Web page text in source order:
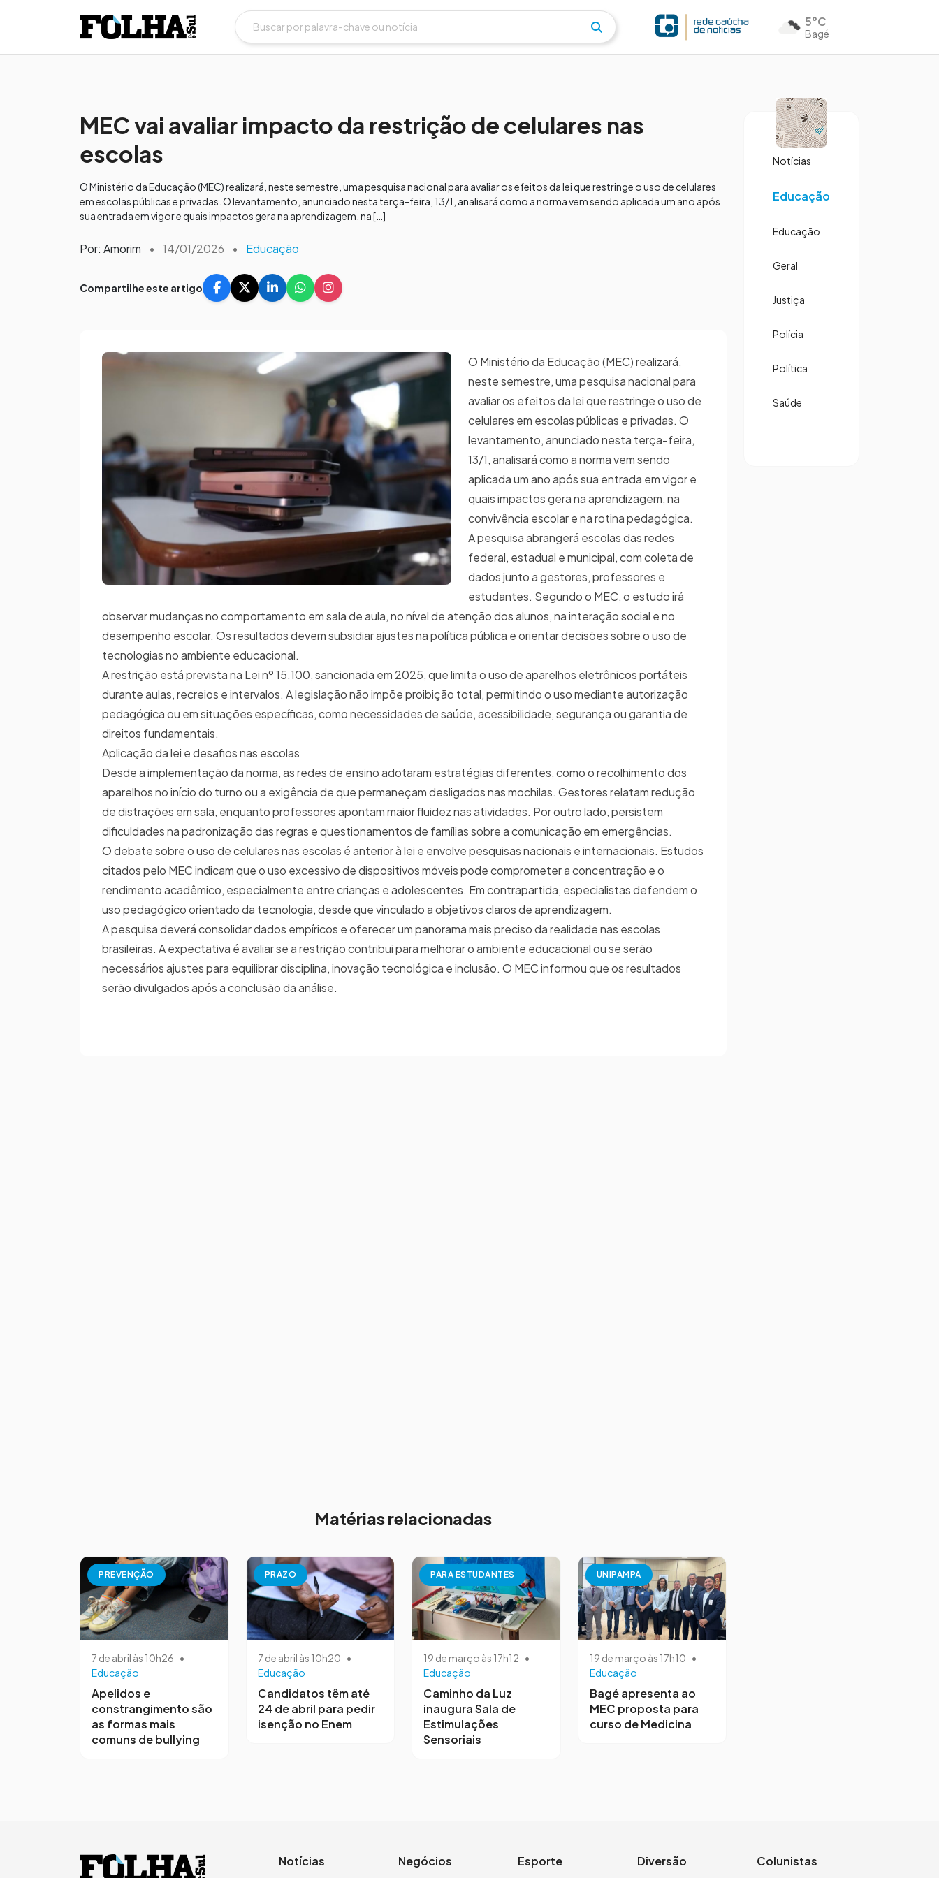
5°C
Bagé
MEC vai avaliar impacto da restrição de celulares nas
escolas
O Ministério da Educação (MEC) realizará, neste semestre, uma pesquisa nacional para avaliar os efeitos da lei que restringe o uso de celulares
em escolas públicas e privadas. O levantamento, anunciado nesta terça-feira, 13/1, analisará como a norma vem sendo aplicada um ano após
sua entrada em vigor e quais impactos gera na aprendizagem, na […]
Por: Amorim • 14/01/2026 • Educação
Compartilhe este artigo
O Ministério da Educação (MEC) realizará,
neste semestre, uma pesquisa nacional para
avaliar os efeitos da lei que restringe o uso de
celulares em escolas públicas e privadas. O
levantamento, anunciado nesta terça-feira,
13/1, analisará como a norma vem sendo
aplicada um ano após sua entrada em vigor e
quais impactos gera na aprendizagem, na
convivência escolar e na rotina pedagógica.
A pesquisa abrangerá escolas das redes
federal, estadual e municipal, com coleta de
dados junto a gestores, professores e
estudantes. Segundo o MEC, o estudo irá
observar mudanças no comportamento em sala de aula, no nível de atenção dos alunos, na interação social e no
desempenho escolar. Os resultados devem subsidiar ajustes na política pública e orientar decisões sobre o uso de
tecnologias no ambiente educacional.
A restrição está prevista na Lei nº 15.100, sancionada em 2025, que limita o uso de aparelhos eletrônicos portáteis
durante aulas, recreios e intervalos. A legislação não impõe proibição total, permitindo o uso mediante autorização
pedagógica ou em situações específicas, como necessidades de saúde, acessibilidade, segurança ou garantia de
direitos fundamentais.
Aplicação da lei e desafios nas escolas
Desde a implementação da norma, as redes de ensino adotaram estratégias diferentes, como o recolhimento dos
aparelhos no início do turno ou a exigência de que permaneçam desligados nas mochilas. Gestores relatam redução
de distrações em sala, enquanto professores apontam maior fluidez nas atividades. Por outro lado, persistem
dificuldades na padronização das regras e questionamentos de famílias sobre a comunicação em emergências.
O debate sobre o uso de celulares nas escolas é anterior à lei e envolve pesquisas nacionais e internacionais. Estudos
citados pelo MEC indicam que o uso excessivo de dispositivos móveis pode comprometer a concentração e o
rendimento acadêmico, especialmente entre crianças e adolescentes. Em contrapartida, especialistas defendem o
uso pedagógico orientado da tecnologia, desde que vinculado a objetivos claros de aprendizagem.
A pesquisa deverá consolidar dados empíricos e oferecer um panorama mais preciso da realidade nas escolas
brasileiras. A expectativa é avaliar se a restrição contribui para melhorar o ambiente educacional ou se serão
necessários ajustes para equilibrar disciplina, inovação tecnológica e inclusão. O MEC informou que os resultados
serão divulgados após a conclusão da análise.
Matérias relacionadas
PREVENÇÃO
7 de abril às 10h26 •
Educação
Apelidos e
constrangimento são
as formas mais
comuns de bullying
PRAZO
7 de abril às 10h20 •
Educação
Candidatos têm até
24 de abril para pedir
isenção no Enem
PARA ESTUDANTES
19 de março às 17h12 •
Educação
Caminho da Luz
inaugura Sala de
Estimulações
Sensoriais
UNIPAMPA
19 de março às 17h10 •
Educação
Bagé apresenta ao
MEC proposta para
curso de Medicina
Notícias
Educação
Educação
Geral
Justiça
Polícia
Política
Saúde
Notícias Negócios Esporte Diversão Colunistas